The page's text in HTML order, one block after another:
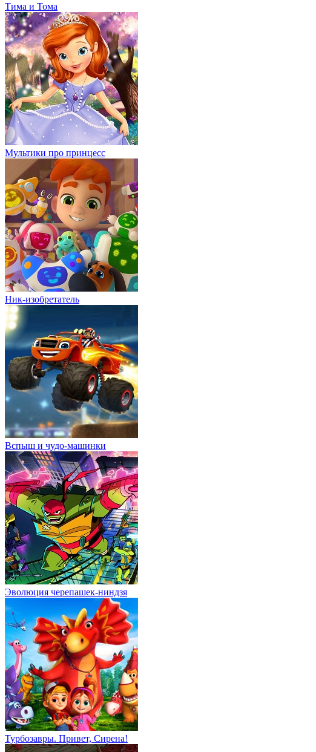
Тима и Тома
Мультики про принцесс
Ник-изобретатель
Вспыш и чудо-машинки
Эволюция черепашек-ниндзя
Турбозавры. Привет, Сирена!